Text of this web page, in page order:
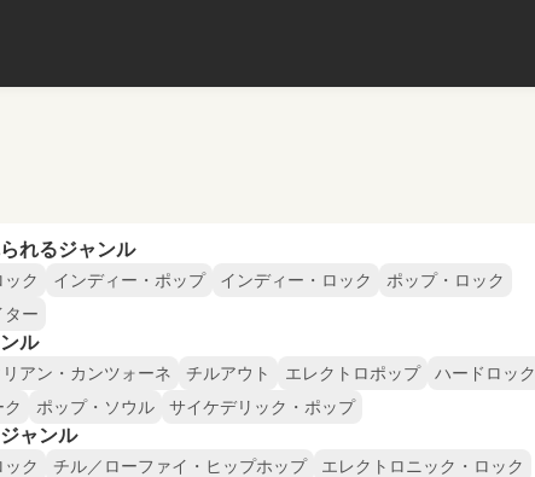
れるジャンル
ク インディー・ポップ インディー・ロック
ポップ・ロック
ター
ル
アン・カンツォーネ チルアウト エレクトロポップ
ハードロック
ポップ・ソウル サイケデリック・ポップ
ャンル
ク チル／ローファイ・ヒップホップ
エレクトロニック・ロック